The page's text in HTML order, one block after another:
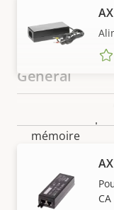
Axis Edge Vault
General
de la
mémoire
Température
CA
AFFICHER